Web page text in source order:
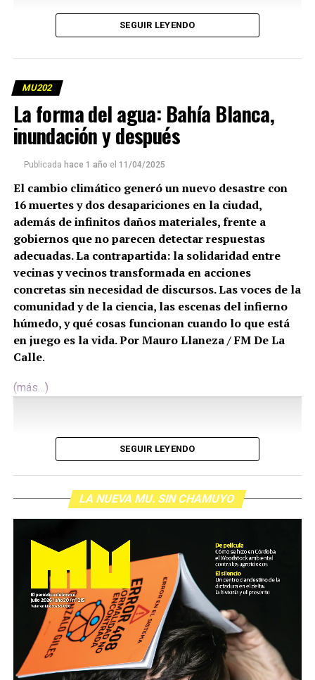
SEGUIR LEYENDO
MU202
La forma del agua: Bahía Blanca,
inundación y después
Publicada hace 1 año el 11/04/2025
El cambio climático generó un nuevo desastre con
16 muertes y dos desapariciones en la ciudad,
además de infinitos daños materiales, frente a
gobiernos que no parecen detectar respuestas
adecuadas. La contrapartida: la solidaridad entre
vecinas y vecinos transformada en acciones
concretas sin necesidad de discursos. Las voces de la
comunidad y de la ciencia, las escenas del infierno
húmedo, y qué cosas funcionan cuando lo que está
en juego es la vida. Por Mauro Llaneza / FM De La
Calle.
(más…)
SEGUIR LEYENDO
LA NUEVA MU. SIN CHAMUYO